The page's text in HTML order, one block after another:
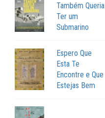
Também Queria
Ter um
Submarino
Espero Que
Esta Te
Encontre e Que
Estejas Bem